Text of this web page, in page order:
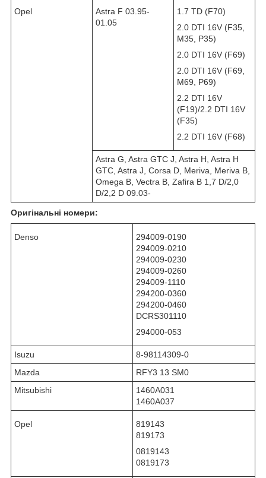
Opel
Astra F 03.95-
01.05
1.7 TD (F70)
2.0 DTI 16V (F35,
M35, P35)
2.0 DTI 16V (F69)
2.0 DTI 16V (F69,
M69, P69)
2.2 DTI 16V
(F19)/2.2 DTI 16V
(F35)
2.2 DTI 16V (F68)
Astra G, Astra GTC J, Astra H, Astra H
GTC, Astra J, Corsa D, Meriva, Meriva B,
Omega B, Vectra B, Zafira B 1,7 D/2,0
D/2,2 D 09.03-
Оригінальні номери:
Denso
294009-0190
294009-0210
294009-0230
294009-0260
294009-1110
294200-0360
294200-0460
DCRS301110
294000-053
Isuzu
8-98114309-0
Mazda
RFY3 13 SM0
Mitsubishi
1460A031
1460A037
Opel
819143
819173
0819143
0819173